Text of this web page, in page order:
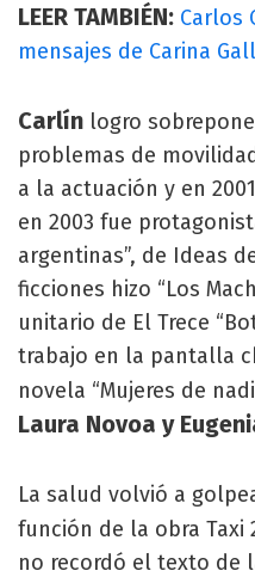
LEER TAMBIÉN: Carlos
mensajes de Carina
Carlín logro
problemas de
a la actuación y en
en 2003 fue
argentinas”, de Ideas
ficciones hizo “Los
unitario de El Trece
trabajo en la pantalla
novela “Mujeres de
Laura Novoa y
La salud volvió a
función de la obra Taxi
no recordó el texto de